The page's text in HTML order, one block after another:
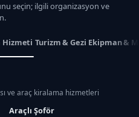
seçin; ilgili organizasyon ve
Hizmeti Turizm & Gezi Ekipman &
ve araç kiralama hizmetleri
Araçlı Şoför